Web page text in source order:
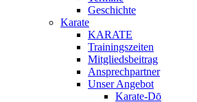
Geschichte
Karate
KARATE
Trainingszeiten
Mitgliedsbeitrag
Ansprechpartner
Unser Angebot
Karate-Dō